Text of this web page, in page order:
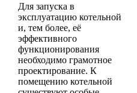
Для запуска в
эксплуатацию котельной
и, тем более, её
эффективного
функционирования
необходимо грамотное
проектирование. К
помещению котельной